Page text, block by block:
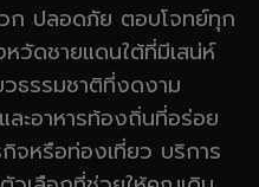
วก ปลอดภัย ตอบโจทย์ทุก
หวัดชายแดนใต้ที่มีเสน่ห์
ธรรมชาติที่งดงาม
ะอาหารท้องถิ่นที่อร่อย
จหรือท่องเที่ยว บริการ